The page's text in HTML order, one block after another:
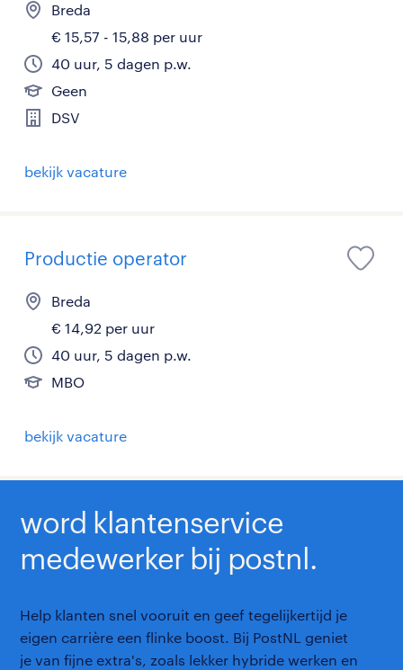
Breda
€ 15,57 - 15,88 per uur
40 uur, 5 dagen p.w.
Geen
DSV
bekijk vacature
Productie operator
Breda
€ 14,92 per uur
40 uur, 5 dagen p.w.
MBO
bekijk vacature
word klantenservice
medewerker bij postnl.
Help klanten snel vooruit en geef tegelijkertijd je
eigen carrière een flinke boost. Bij PostNL geniet
je van fijne extra's, zoals lekker hybride werken en